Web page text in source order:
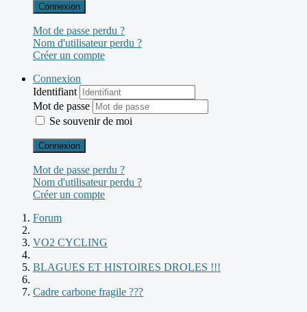
Connexion
Mot de passe perdu ?
Nom d'utilisateur perdu ?
Créer un compte
Connexion
Identifiant
Mot de passe
Se souvenir de moi
Connexion
Mot de passe perdu ?
Nom d'utilisateur perdu ?
Créer un compte
Forum
VO2 CYCLING
BLAGUES ET HISTOIRES DROLES !!!
Cadre carbone fragile ???